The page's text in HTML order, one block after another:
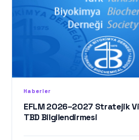
Haberler
EFLM 2026–2027 Stratejik
TBD Bilgilendirmesi